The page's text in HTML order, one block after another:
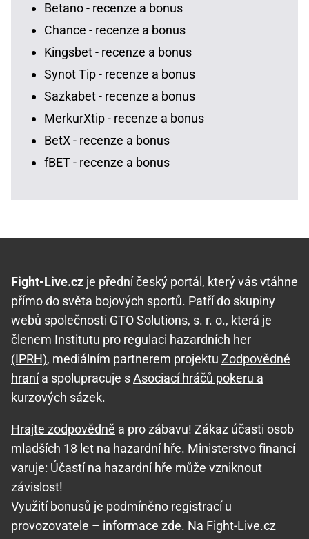
Betano - recenze a bonus
Chance - recenze a bonus
Kingsbet - recenze a bonus
Synot Tip - recenze a bonus
Sazkabet - recenze a bonus
MerkurXtip - recenze a bonus
BetX - recenze a bonus
fBET - recenze a bonus
Fight-Live.cz je přední český portál, který vás vtáhne
přímo do světa bojových sportů. Patří do skupiny
webů společnosti GTO Solutions, s. r. o., která je
členem Institutu pro regulaci hazardních her
(IPRH), mediálním partnerem projektu Zodpovědné
hranía spolupracuje sAsociací hráčů pokeru a
kurzových sázek.
Hrajte zodpovědně a pro zábavu! Zákaz účasti osob
mladších 18 let na hazardní hře. Ministerstvo financí
varuje: Účastí na hazardní hře může vzniknout
závislost!
Využití bonusů je podmíněno registrací u
provozovatele – informace zde. Na Fight-Live.cz